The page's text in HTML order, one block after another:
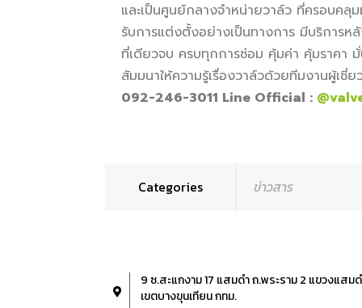
และเป็นศูนย์กลางจำหน่ายวาล์ว ที่ครอบคลุ
รับการแต่งตั้งอย่างเป็นทางการ มีบริการห
ที่เดียวจบ ครบทุกการซ่อม คุ้มค่า คุ้มราคา
สัมมนาให้ความรู้เรื่องวาล์วด้วยทีมงานผู้เชี่
092-246-3011 Line Official :
Categories ข่าวสาร
9 ซ.สะแกงาม 17 แสมดำ ถ.พระราม 2 แขวงแสม
เขตบางขุนเทียน กทม.